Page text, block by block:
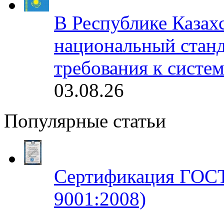
В Республике
национальный
требования к
03.08.26
Популярные статьи
Сертификация
9001:2008)